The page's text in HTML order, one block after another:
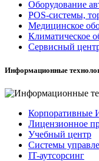
Оборудование
POS-системы,
Медицинское
Климатическое
Сервисный
Информационные
Корпоративные
Лицензионное
Учебный центр
Системы
IT-аутсорсинг